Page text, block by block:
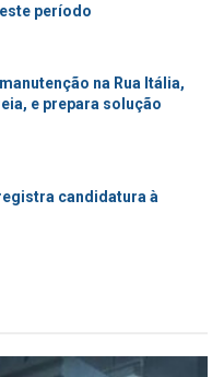
período
na Rua Itália,
e prepara solução
candidatura à